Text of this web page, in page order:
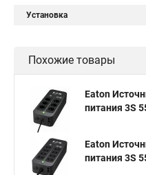
Установка
Похожие товары
Eaton
питания 3S
Eaton
питания 3S